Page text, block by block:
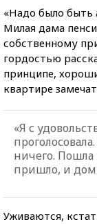
«Надо было быть
Милая дама
собственному
гордостью
принципе,
квартире
«Я с
ничего. Пошла
пришло, и
Уживаются,